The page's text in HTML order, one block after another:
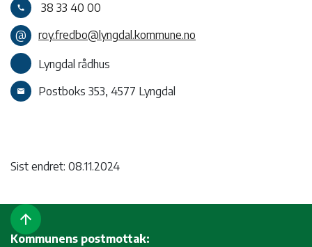
call
38 33 40 00
@
roy.fredbo@lyngdal.kommune.no
Lyngdal rådhus
email Postboks 353, 4577 Lyngdal
Sist endret: 08.11.2024
arrow_upward
Kommunens postmottak: